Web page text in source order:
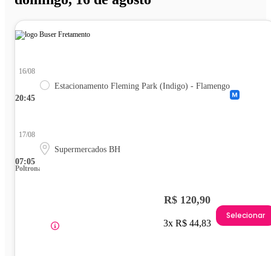
20:45
16/08
Estacionamento Fleming Park (Indigo) - Flamengo
07:05
17/08
Supermercados BH
Poltrona
R$ 120,90
3x R$ 44,83
Selecionar